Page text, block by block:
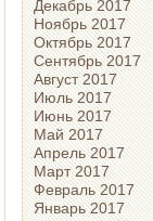
Декабрь 2017
Ноябрь 2017
Октябрь 2017
Сентябрь 2017
Август 2017
Июль 2017
Июнь 2017
Май 2017
Апрель 2017
Март 2017
Февраль 2017
Январь 2017